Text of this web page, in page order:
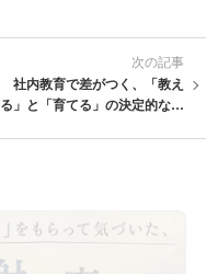
次の記事
社内教育で差がつく、「教え
る」と「育てる」の決定的な違